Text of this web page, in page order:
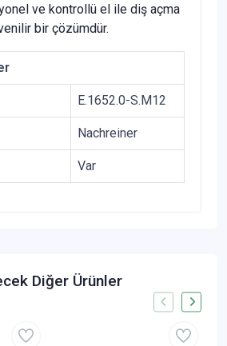
ve kontrollü el ile diş açma
bir çözümdür.
E.1652.0-S.M12
Nachreiner
Var
Diğer Ürünler